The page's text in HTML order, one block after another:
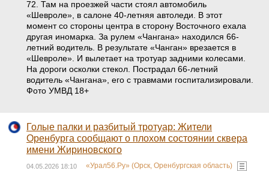
72. Там на проезжей части стоял автомобиль
«Шевроле», в салоне 40-летняя автоледи. В этот
момент со стороны центра в сторону Восточного ехала
другая иномарка. За рулем «Чангана» находился 66-
летний водитель. В результате «Чанган» врезается в
«Шевроле». И вылетает на тротуар задними колесами.
На дороги осколки стекол. Пострадал 66-летний
водитель «Чангана», его с травмами госпитализировали.
Фото УМВД 18+
Голые палки и разбитый тротуар: Жители
Оренбурга сообщают о плохом состоянии сквера
имени Жириновского
04.05.2026 18:10 «Урал56.Ру» (Орск, Оренбургская область)